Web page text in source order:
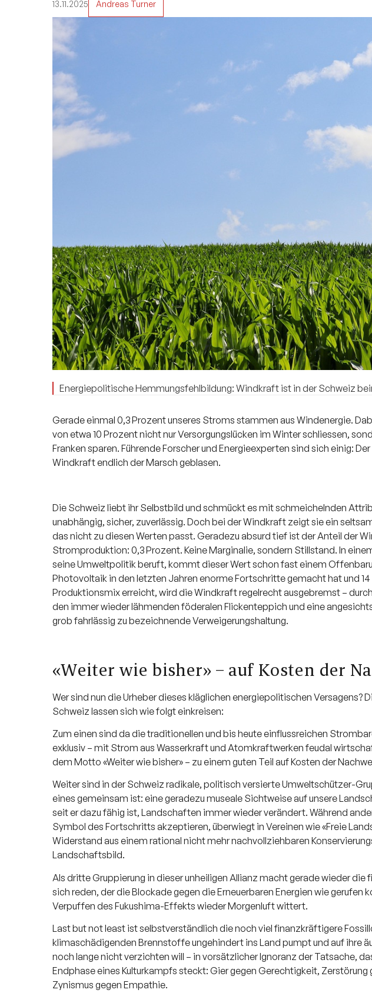
13.11.2025 Andreas Turner
Energiepolitische Hemmungsfehlbildung: Windkraft ist in der Schweiz
Gerade einmal 0,3 Prozent unseres Stroms stammen aus Windenergie.
von etwa 10 Prozent nicht nur Versorgungslücken im Winter schliessen,
Franken sparen. Führende Forscher und Energieexperten sind sich einig:
Windkraft endlich der Marsch geblasen.
Die Schweiz liebt ihr Selbstbild und schmückt es mit schmeichelnden
unabhängig, sicher, zuverlässig. Doch bei der Windkraft zeigt sie ein
das nicht zu diesen Werten passt. Geradezu absurd tief ist der Anteil der
Stromproduktion: 0,3 Prozent. Keine Marginalie, sondern Stillstand. In
seine Umweltpolitik beruft, kommt dieser Wert schon fast einem
Photovoltaik in den letzten Jahren enorme Fortschritte gemacht hat und
Produktionsmix erreicht, wird die Windkraft regelrecht ausgebremst –
den immer wieder lähmenden föderalen Flickenteppich und eine
grob fahrlässig zu bezeichnende Verweigerungshaltung.
«Weiter wie bisher» – auf Kosten der
Wer sind nun die Urheber dieses kläglichen energiepolitischen Versagens?
Schweiz lassen sich wie folgt einkreisen:
Zum einen sind da die traditionellen und bis heute einflussreichen
exklusiv – mit Strom aus Wasserkraft und Atomkraftwerken feudal
dem Motto «Weiter wie bisher» – zu einem guten Teil auf Kosten der
Weiter sind in der Schweiz radikale, politisch versierte Umweltschützer-
eines gemeinsam ist: eine geradezu museale Sichtweise auf unsere
seit er dazu fähig ist, Landschaften immer wieder verändert. Während
Symbol des Fortschritts akzeptieren, überwiegt in Vereinen wie «Freie
Widerstand aus einem rational nicht mehr nachvollziehbaren
Landschaftsbild.
Als dritte Gruppierung in dieser unheiligen Allianz macht gerade wieder
sich reden, der die Blockade gegen die Erneuerbaren Energien wie gerufen
Verpuffen des Fukushima-Effekts wieder Morgenluft wittert.
Last but not least ist selbstverständlich die noch viel finanzkräftigere
klimaschädigenden Brennstoffe ungehindert ins Land pumpt und auf ihre
noch lange nicht verzichten will – in vorsätzlicher Ignoranz der Tatsache,
Endphase eines Kulturkampfs steckt: Gier gegen Gerechtigkeit, Zerstörung
Zynismus gegen Empathie.